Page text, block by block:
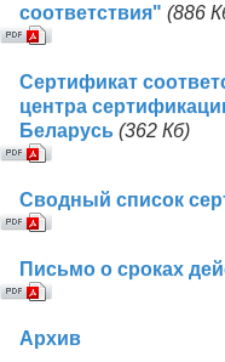
соответствия" (886
Сертификат
центра
Беларусь (362 Кб)
Сводный список
Письмо о сроках
Архив